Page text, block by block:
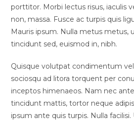
porttitor. Morbi lectus risus, iaculis
non, massa. Fusce ac turpis quis
Mauris ipsum. Nulla metus metus,
tincidunt sed, euismod in, nibh.
Quisque volutpat condimentum
sociosqu ad litora torquent per
inceptos himenaeos. Nam nec
tincidunt mattis, tortor neque
ipsum ante quis turpis. Nulla facilisi.